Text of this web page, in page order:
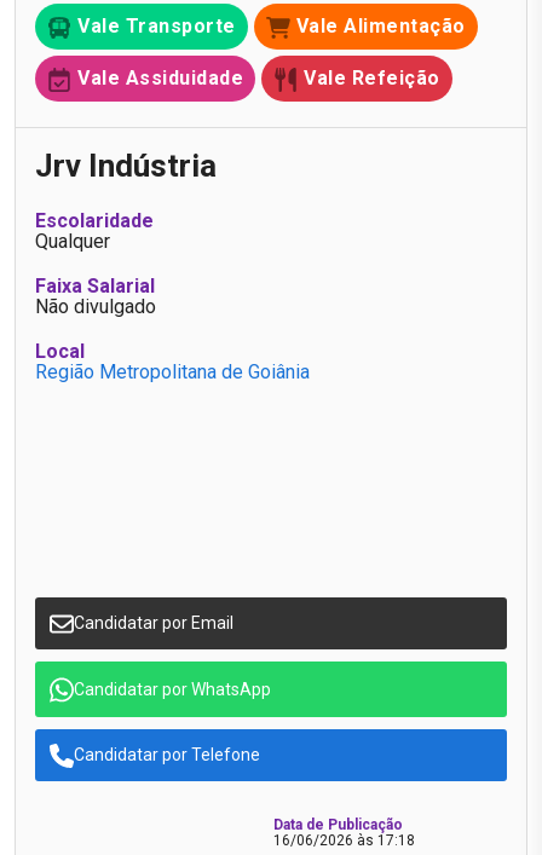
Vale Transporte Vale Alimentação
Vale Assiduidade Vale Refeição
Jrv Indústria
Escolaridade
Qualquer
Faixa Salarial
Não divulgado
Local
Região Metropolitana de Goiânia
Candidatar por Email
Candidatar por WhatsApp
Candidatar por Telefone
Data de Publicação
16/06/2026 às 17:18